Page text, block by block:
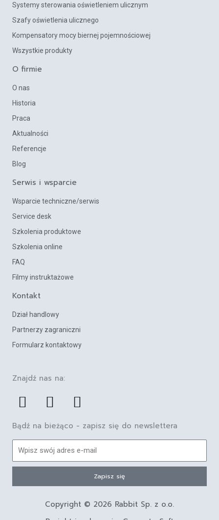
O firmie
O nas
Historia
Praca
Aktualności
Referencje
Blog
Systemy sterowania oświetleniem ulicznym
Szafy oświetlenia ulicznego
Kompensatory mocy biernej pojemnościowej
Wszystkie produkty
Serwis i wsparcie
Wsparcie techniczne/serwis
Service desk
Szkolenia produktowe
Szkolenia online
FAQ
Filmy instruktażowe
Kontakt
Dział handlowy
Partnerzy zagraniczni
Formularz kontaktowy
Znajdź nas na:
F
a
c
e
b
o
o
L
i
n
k
e
d
i
n
Y
o
u
t
u
b
e
Bądź na bieżąco - zapisz się do newslettera
mail
Zapisz się
Copyright © 2026 Rabbit Sp. z o.o.